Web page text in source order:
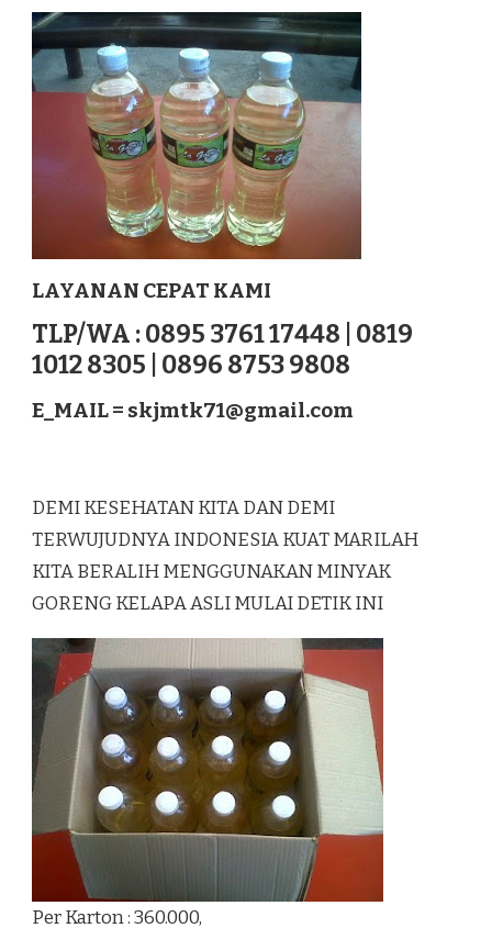
NUSATENGGARA
LAYANAN CEPAT KAMI
TLP/WA : 0895 3761 17448 | 0819
1012 8305 | 0896 8753 9808
E_MAIL = skjmtk71@gmail.com
DEMI KESEHATAN KITA DAN DEMI
TERWUJUDNYA INDONESIA KUAT MARILAH
KITA BERALIH MENGGUNAKAN MINYAK
GORENG KELAPA ASLI MULAI DETIK INI
Per Karton : 360.000,